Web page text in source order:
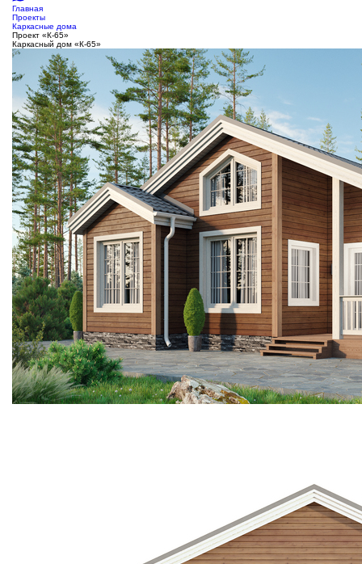
Главная
Проекты
Каркасные дома
Проект «К-65»
Каркасный дом «К-65»